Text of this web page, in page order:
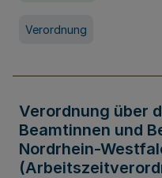
Verordnung
Verordnung über
Beamtinnen und
Nordrhein-